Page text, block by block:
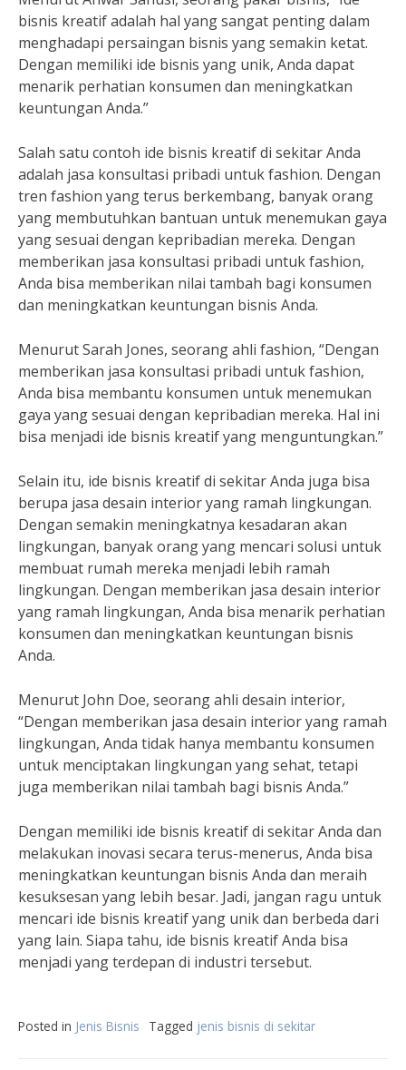
bisnis kreatif adalah hal yang sangat penting dalam
menghadapi persaingan bisnis yang semakin ketat.
Dengan memiliki ide bisnis yang unik, Anda dapat
menarik perhatian konsumen dan meningkatkan
keuntungan Anda.”
Salah satu contoh ide bisnis kreatif di sekitar Anda
adalah jasa konsultasi pribadi untuk fashion. Dengan
tren fashion yang terus berkembang, banyak orang
yang membutuhkan bantuan untuk menemukan gaya
yang sesuai dengan kepribadian mereka. Dengan
memberikan jasa konsultasi pribadi untuk fashion,
Anda bisa memberikan nilai tambah bagi konsumen
dan meningkatkan keuntungan bisnis Anda.
Menurut Sarah Jones, seorang ahli fashion, “Dengan
memberikan jasa konsultasi pribadi untuk fashion,
Anda bisa membantu konsumen untuk menemukan
gaya yang sesuai dengan kepribadian mereka. Hal ini
bisa menjadi ide bisnis kreatif yang menguntungkan.”
Selain itu, ide bisnis kreatif di sekitar Anda juga bisa
berupa jasa desain interior yang ramah lingkungan.
Dengan semakin meningkatnya kesadaran akan
lingkungan, banyak orang yang mencari solusi untuk
membuat rumah mereka menjadi lebih ramah
lingkungan. Dengan memberikan jasa desain interior
yang ramah lingkungan, Anda bisa menarik perhatian
konsumen dan meningkatkan keuntungan bisnis
Anda.
Menurut John Doe, seorang ahli desain interior,
“Dengan memberikan jasa desain interior yang ramah
lingkungan, Anda tidak hanya membantu konsumen
untuk menciptakan lingkungan yang sehat, tetapi
juga memberikan nilai tambah bagi bisnis Anda.”
Dengan memiliki ide bisnis kreatif di sekitar Anda dan
melakukan inovasi secara terus-menerus, Anda bisa
meningkatkan keuntungan bisnis Anda dan meraih
kesuksesan yang lebih besar. Jadi, jangan ragu untuk
mencari ide bisnis kreatif yang unik dan berbeda dari
yang lain. Siapa tahu, ide bisnis kreatif Anda bisa
menjadi yang terdepan di industri tersebut.
Posted in Jenis Bisnis Tagged jenis bisnis di sekitar